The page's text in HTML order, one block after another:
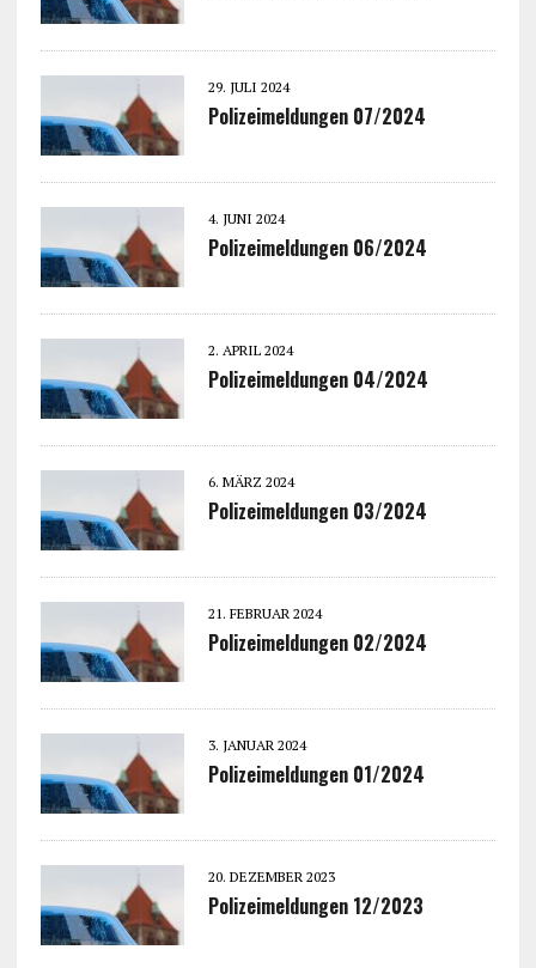
29. JULI 2024
Polizeimeldungen 07/2024
4. JUNI 2024
Polizeimeldungen 06/2024
2. APRIL 2024
Polizeimeldungen 04/2024
6. MÄRZ 2024
Polizeimeldungen 03/2024
21. FEBRUAR 2024
Polizeimeldungen 02/2024
3. JANUAR 2024
Polizeimeldungen 01/2024
20. DEZEMBER 2023
Polizeimeldungen 12/2023